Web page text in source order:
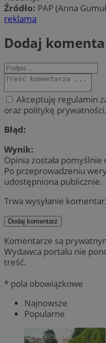
Źródło: PAP (Anna
reklama
Dodaj
Akceptuję regulamin
oraz politykę prywatności.
Błąd:
Wynik:
Opinia została pomyślnie
Po przeprowadzeniu
udostępniona publicznie.
Trwa wysyłanie
Dodaj komentarz
Komentarze są
Wydawca portalu nie
treść.
* pola obowiązkowe
Najnowsze
Popularne